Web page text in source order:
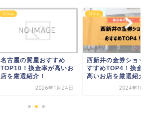
コラム
名古屋の質屋おすすめ
TOP10！換金率が高いお
店を厳選紹介！
2026年1月24日
コラム
西新井の金券ショッ
すすめTOP4！換金
高いお店を厳選紹介
2024年10